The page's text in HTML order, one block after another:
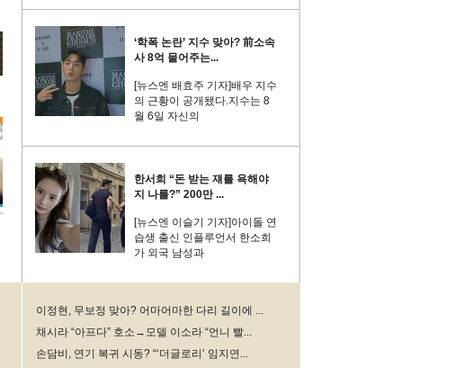
‘학폭 논란’ 지수 맞아? 前소속
사 8억 물어주는...
[뉴스엔 배효주 기자]배우 지수
의 근황이 공개됐다.지수는 8
월 6일 자신의
한서희 “돈 받는 쟤를 욕해야
지 나를?” 200만 ...
[뉴스엔 이슬기 기자]아이돌 연
습생 출신 인플루언서 한소희
가 외국 남성과
이정현, 무보정 맞아? 어마어마한 다리 길이에 ...
채시라 “아프다” 호소→모델 이소라 “언니 빨...
손담비, 연기 복귀 시동? “‘더글로리’ 임지연...